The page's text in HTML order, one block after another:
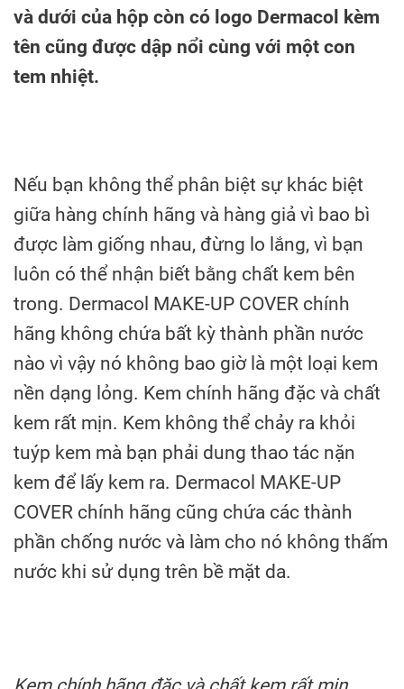
và dưới của hộp còn có logo Dermacol kèm
tên cũng được dập nổi cùng với một con
tem nhiệt.
Nếu bạn không thể phân biệt sự khác biệt
giữa hàng chính hãng và hàng giả vì bao bì
được làm giống nhau, đừng lo lắng, vì bạn
luôn có thể nhận biết bằng chất kem bên
trong. Dermacol MAKE-UP COVER chính
hãng không chứa bất kỳ thành phần nước
nào vì vậy nó không bao giờ là một loại kem
nền dạng lỏng. Kem chính hãng đặc và chất
kem rất mịn. Kem không thể chảy ra khỏi
tuýp kem mà bạn phải dung thao tác nặn
kem để lấy kem ra. Dermacol MAKE-UP
COVER chính hãng cũng chứa các thành
phần chống nước và làm cho nó không thấm
nước khi sử dụng trên bề mặt da.